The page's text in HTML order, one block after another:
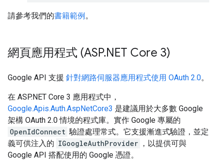
請參考我們的書籍範例。
網頁應用程式 (ASP.NET Core 3)
Google API 支援 針對網路伺服器應用程式使用 OAuth 2.0。
在 ASP.NET Core 3 應用程式中，
Google.Apis.Auth.AspNetCore3 是建議用於大多數 Google
架構 OAuth 2.0 情境的程式庫。實作 Google 專屬的
OpenIdConnect 驗證處理常式。它支援漸進式驗證，並定
義可供注入的 IGoogleAuthProvider ，以提供可與
Google API 搭配使用的 Google 憑證。